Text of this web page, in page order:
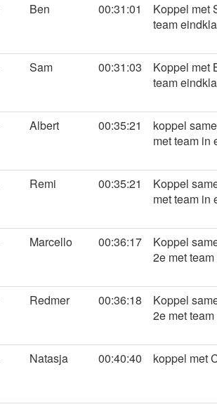
Ben 00:31:01
Koppel met
team
Sam 00:31:03
Koppel met
team
Albert 00:35:21
koppel
met team in
Remi 00:35:21
Koppel
met team in
Marcello 00:36:17
Koppel
2e met
Redmer 00:36:18
Koppel
2e met
Natasja 00:40:40 koppel met